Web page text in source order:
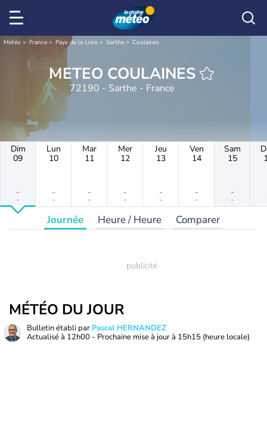
Météo France Pays de la Loire Sarthe Coulaines
METEO COULAINES
72190 - Sarthe - France
Dim
09
-
-
Lun
10
-
-
Mar
11
-
-
Mer
12
-
-
Jeu
13
-
-
Ven
14
-
-
Sam
15
-
-
Journée Heure / Heure Comparer
MÉTÉO DU JOUR
Bulletin établi par Pascal HERNANDEZ
Actualisé à 12h00 - Prochaine mise à jour à 15h15 (heure locale)